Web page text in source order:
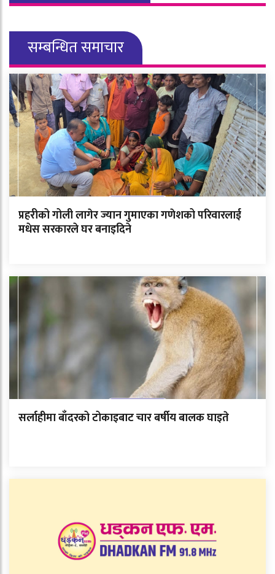
सम्बन्धित समाचार
प्रहरीको गोली लागेर ज्यान गुमाएका गणेशको परिवारलाई
मधेस सरकारले घर बनाइदिने
सर्लाहीमा बाँदरको टोकाइबाट चार बर्षीय बालक घाइते